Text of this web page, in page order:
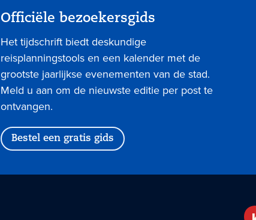
Officiële bezoekersgids
Het tijdschrift biedt deskundige
reisplanningstools en een kalender met de
grootste jaarlijkse evenementen van de stad.
Meld u aan om de nieuwste editie per post te
ontvangen.
Bestel een gratis gids